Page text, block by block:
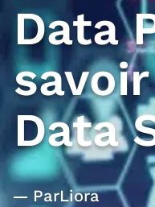
Data
Data
ParLiora